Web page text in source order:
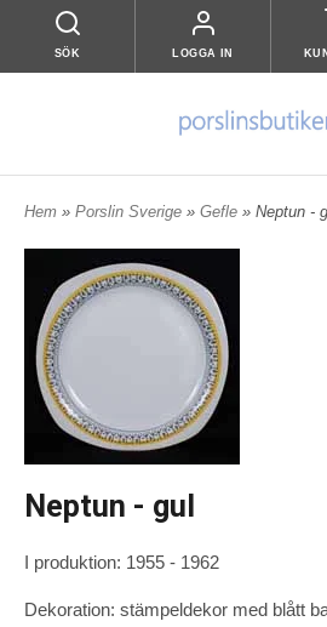
SÖK LOGGA IN
Hem » Porslin Sverige » Gefle » Neptun -
Neptun - gul
I produktion: 1955 - 1962
Dekoration: stämpeldekor med blått